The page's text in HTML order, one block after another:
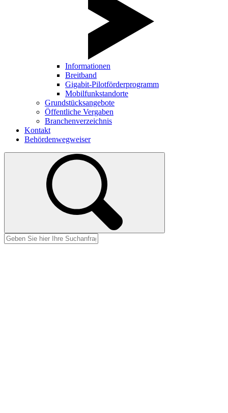
Informationen
Breitband
Gigabit-Pilotförderprogramm
Mobilfunkstandorte
Grundstücksangebote
Öffentliche Vergaben
Branchenverzeichnis
Kontakt
Behördenwegweiser